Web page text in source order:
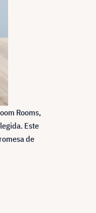
Rooms,
Este
de